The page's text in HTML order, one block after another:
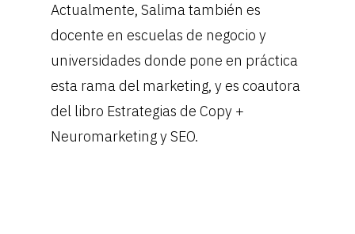
Actualmente, Salima también es
docente en escuelas de negocio y
universidades donde pone en práctica
esta rama del marketing, y es coautora
del libro Estrategias de Copy +
Neuromarketing y SEO.